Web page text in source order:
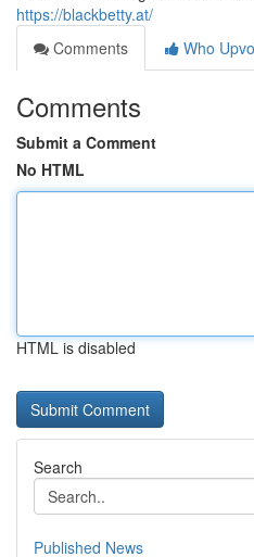
https://blackbetty.at/
Comments
Who
Comments
Submit a Comment
No HTML
HTML is disabled
Search
Published News